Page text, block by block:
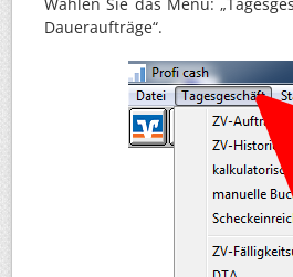
Daueraufträge“.